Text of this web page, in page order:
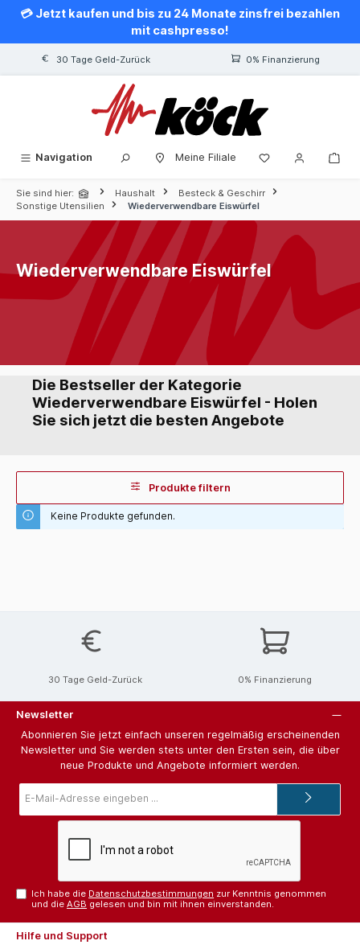
springen
💳 Jetzt kaufen und bis zu 24 Monate zinsfrei bezahlen
mit cashpresso!
30 Tage Geld-Zurück 0% Finanzierung
Navigation Meine Filiale
Sie sind hier: Haushalt
Besteck & Geschirr
Sonstige Utensilien
Wiederverwendbare Eiswürfel
Wiederverwendbare Eiswürfel
Die Bestseller der Kategorie
Wiederverwendbare Eiswürfel - Holen
Sie sich jetzt die besten Angebote
Produkte filtern
Keine Produkte gefunden.
30 Tage Geld-Zurück 0% Finanzierung
Newsletter
Abonnieren Sie jetzt einfach unseren regelmäßig erscheinenden
Newsletter und Sie werden stets unter den Ersten sein, die über
neue Produkte und Angebote informiert werden.
Mail-
Ich habe die Datenschutzbestimmungen zur Kenntnis genommen
und dieAGB gelesen und bin mit ihnen einverstanden.
Hilfe und Support